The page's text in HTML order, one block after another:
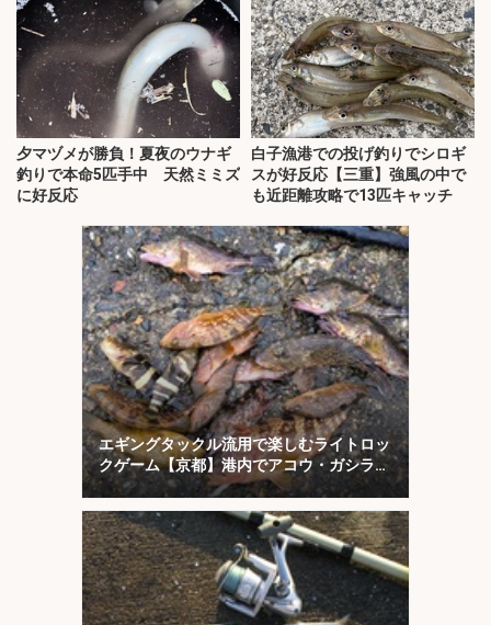
夕マヅメが勝負！夏夜のウナギ
釣りで本命5匹手中 天然ミミズ
に好反応
白子漁港での投げ釣りでシロギ
スが好反応【三重】強風の中で
も近距離攻略で13匹キャッチ
エギングタックル流用で楽しむライトロッ
クゲーム【京都】港内でアコウ・ガシラ・
アオハタが連発！